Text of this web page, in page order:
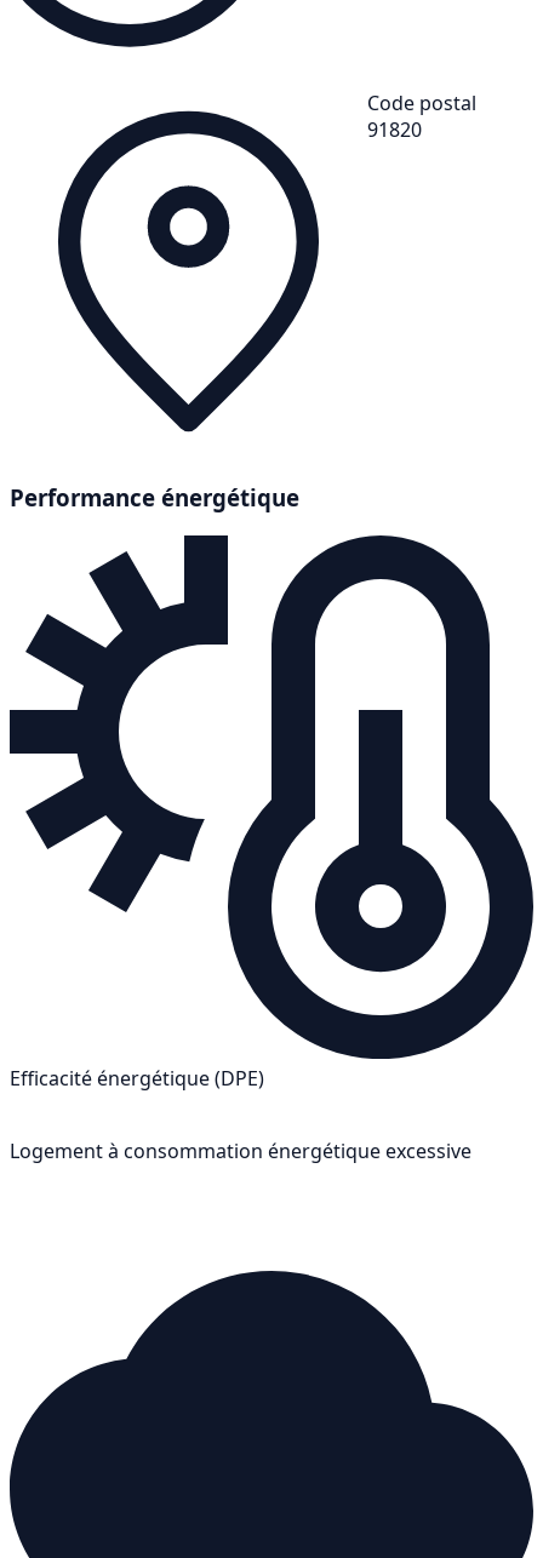
Code postal
91820
Performance énergétique
Efficacité énergétique (DPE)
Logement à consommation énergétique excessive